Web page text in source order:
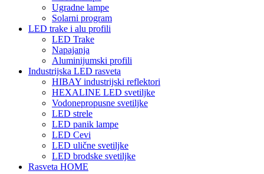
Ugradne lampe
Solarni program
LED trake i alu profili
LED Trake
Napajanja
Aluminijumski profili
Industrijska LED rasveta
HIBAY industrijski reflektori
HEXALINE LED svetiljke
Vodonepropusne svetiljke
LED strele
LED panik lampe
LED Cevi
LED ulične svetiljke
LED brodske svetiljke
Rasveta HOME